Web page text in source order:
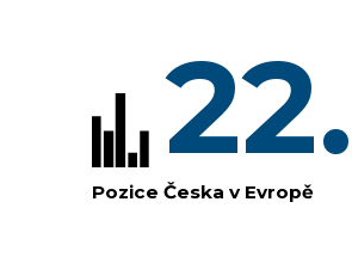
Pozice Česka v Evropě